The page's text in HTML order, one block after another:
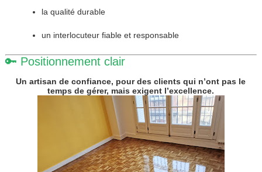
la qualité durable
un interlocuteur fiable et responsable
🔑 Positionnement clair
Un artisan de confiance, pour des clients qui n’ont pas le
temps de gérer, mais exigent l’excellence.